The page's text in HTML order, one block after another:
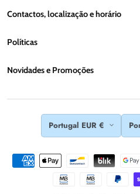
Contactos, localização e horário
Contactos,
Políticas
Novidades e PromoçõesNovidades e
Portugal EUR €